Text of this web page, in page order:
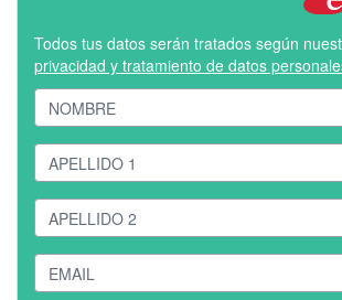
Todos tus datos serán tratados según
privacidad y tratamiento de datos